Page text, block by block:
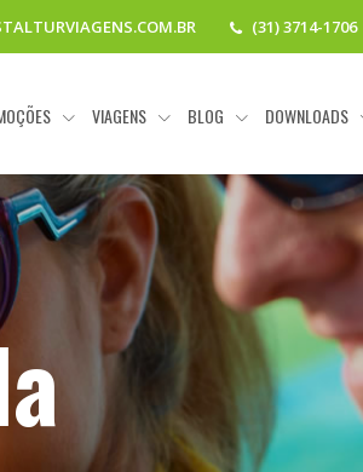
(31) 3714-1706
VIAGENS BLOG DOWNLOADS